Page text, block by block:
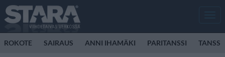
ROKOTE SAIRAUS ANNI IHAMÄKI PARITANSSI TANSSI